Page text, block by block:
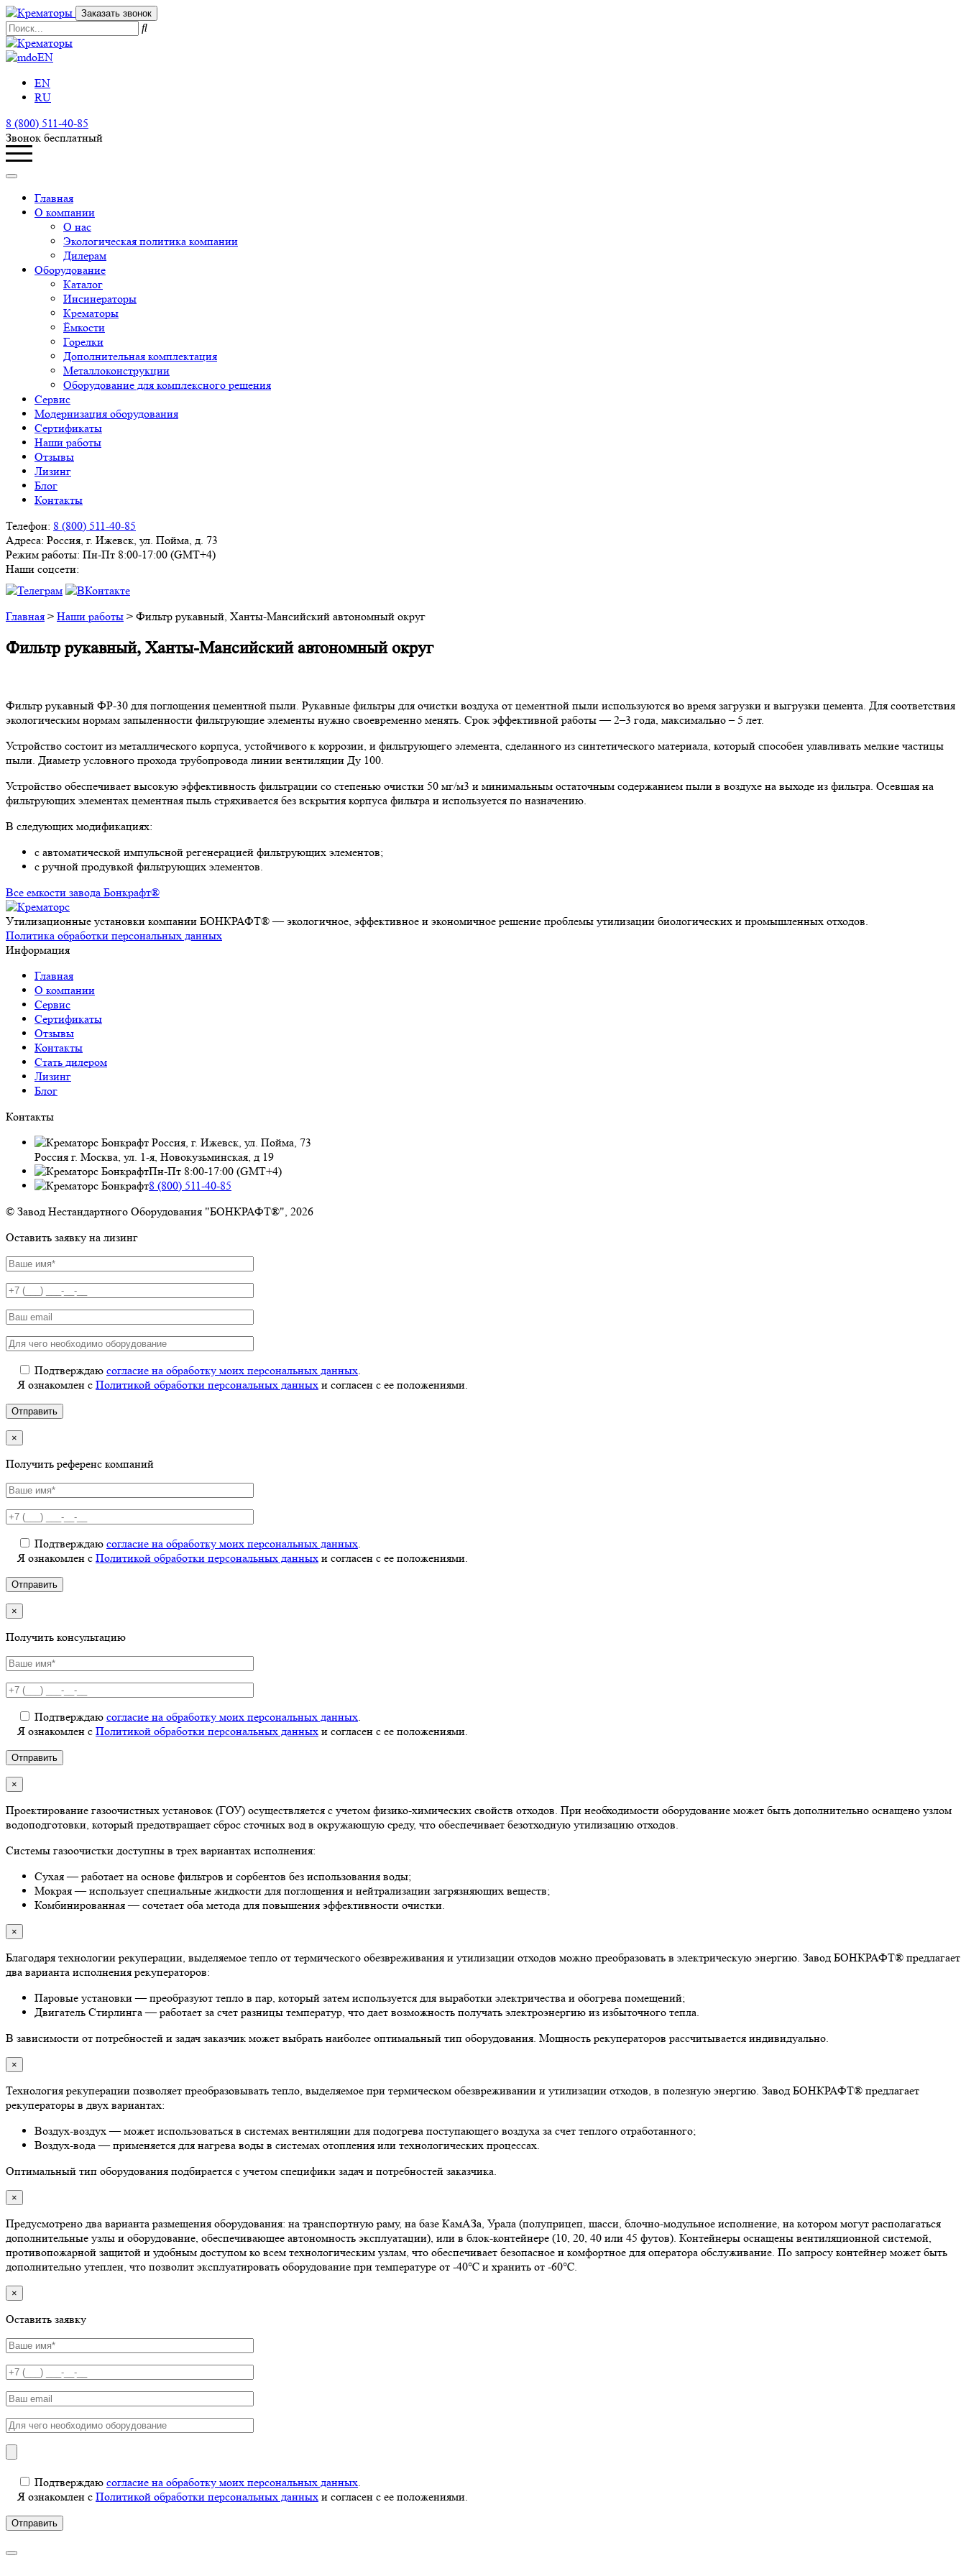
Заказать звонок
EN
EN
RU
8 (800) 511-40-85
Звонок бесплатный
Главная
О компании
О нас
Экологическая политика компании
Дилерам
Оборудование
Каталог
Инсинераторы
Крематоры
Ёмкости
Горелки
Дополнительная комплектация
Металлоконструкции
Оборудование для комплексного решения
Сервис
Модернизация оборудования
Сертификаты
Наши работы
Отзывы
Лизинг
Блог
Контакты
Телефон: 8 (800) 511-40-85
Адреса: Россия, г. Ижевск, ул. Пойма, д. 73
Режим работы: Пн-Пт 8:00-17:00 (GMT+4)
Наши соцсети:
Главная > Наши работы > Фильтр рукавный, Ханты-Мансийский автономный округ
Фильтр рукавный, Ханты-Мансийский автономный округ
Фильтр рукавный ФР-30 для поглощения цементной пыли. Рукавные фильтры для очистки воздуха от цементной пыли используются во время загрузки и выгрузки цемента. Для соответствия
экологическим нормам запыленности фильтрующие элементы нужно своевременно менять. Срок эффективной работы — 2–3 года, максимально – 5 лет.
Устройство состоит из металлического корпуса, устойчивого к коррозии, и фильтрующего элемента, сделанного из синтетического материала, который способен улавливать мелкие частицы
пыли. Диаметр условного прохода трубопровода линии вентиляции Ду 100.
Устройство обеспечивает высокую эффективность фильтрации со степенью очистки 50 мг/м3 и минимальным остаточным содержанием пыли в воздухе на выходе из фильтра. Осевшая на
фильтрующих элементах цементная пыль стряхивается без вскрытия корпуса фильтра и используется по назначению.
В следующих модификациях:
с автоматической импульсной регенерацией фильтрующих элементов;
с ручной продувкой фильтрующих элементов.
Все емкости завода Бонкрафт®
Утилизационные установки компании БОНКРАФТ® — экологичное, эффективное и экономичное решение проблемы утилизации биологических и промышленных отходов.
Политика обработки персональных данных
Информация
Главная
О компании
Сервис
Сертификаты
Отзывы
Контакты
Стать дилером
Лизинг
Блог
Контакты
Россия, г. Ижевск, ул. Пойма, 73
Россия г. Москва, ул. 1-я, Новокузьминская, д 19
Пн-Пт 8:00-17:00 (GMT+4)
8 (800) 511-40-85
© Завод Нестандартного Оборудования "БОНКРАФТ®", 2026
Оставить заявку на лизинг
Подтверждаю согласие на обработку моих персональных данных.
Я ознакомлен с Политикой обработки персональных данных и согласен с ее положениями.
×
Получить референс компаний
Подтверждаю согласие на обработку моих персональных данных.
Я ознакомлен с Политикой обработки персональных данных и согласен с ее положениями.
×
Получить консультацию
Подтверждаю согласие на обработку моих персональных данных.
Я ознакомлен с Политикой обработки персональных данных и согласен с ее положениями.
×
Проектирование газоочистных установок (ГОУ) осуществляется с учетом физико-химических свойств отходов. При необходимости оборудование может быть дополнительно оснащено узлом
водоподготовки, который предотвращает сброс сточных вод в окружающую среду, что обеспечивает безотходную утилизацию отходов.
Системы газоочистки доступны в трех вариантах исполнения:
Сухая — работает на основе фильтров и сорбентов без использования воды;
Мокрая — использует специальные жидкости для поглощения и нейтрализации загрязняющих веществ;
Комбинированная — сочетает оба метода для повышения эффективности очистки.
×
Благодаря технологии рекуперации, выделяемое тепло от термического обезвреживания и утилизации отходов можно преобразовать в электрическую энергию. Завод БОНКРАФТ® предлагает
два варианта исполнения рекуператоров:
Паровые установки — преобразуют тепло в пар, который затем используется для выработки электричества и обогрева помещений;
Двигатель Стирлинга — работает за счет разницы температур, что дает возможность получать электроэнергию из избыточного тепла.
В зависимости от потребностей и задач заказчик может выбрать наиболее оптимальный тип оборудования. Мощность рекуператоров рассчитывается индивидуально.
×
Технология рекуперации позволяет преобразовывать тепло, выделяемое при термическом обезвреживании и утилизации отходов, в полезную энергию. Завод БОНКРАФТ® предлагает
рекуператоры в двух вариантах:
Воздух-воздух — может использоваться в системах вентиляции для подогрева поступающего воздуха за счет теплого отработанного;
Воздух-вода — применяется для нагрева воды в системах отопления или технологических процессах.
Оптимальный тип оборудования подбирается с учетом специфики задач и потребностей заказчика.
×
Предусмотрено два варианта размещения оборудования: на транспортную раму, на базе КамАЗа, Урала (полуприцеп, шасси, блочно-модульное исполнение, на котором могут располагаться
дополнительные узлы и оборудование, обеспечивающее автономность эксплуатации), или в блок-контейнере (10, 20, 40 или 45 футов). Контейнеры оснащены вентиляционной системой,
противопожарной защитой и удобным доступом ко всем технологическим узлам, что обеспечивает безопасное и комфортное для оператора обслуживание. По запросу контейнер может быть
дополнительно утеплен, что позволит эксплуатировать оборудование при температуре от -40℃ и хранить от -60℃.
×
Оставить заявку
Подтверждаю согласие на обработку моих персональных данных.
Я ознакомлен с Политикой обработки персональных данных и согласен с ее положениями.